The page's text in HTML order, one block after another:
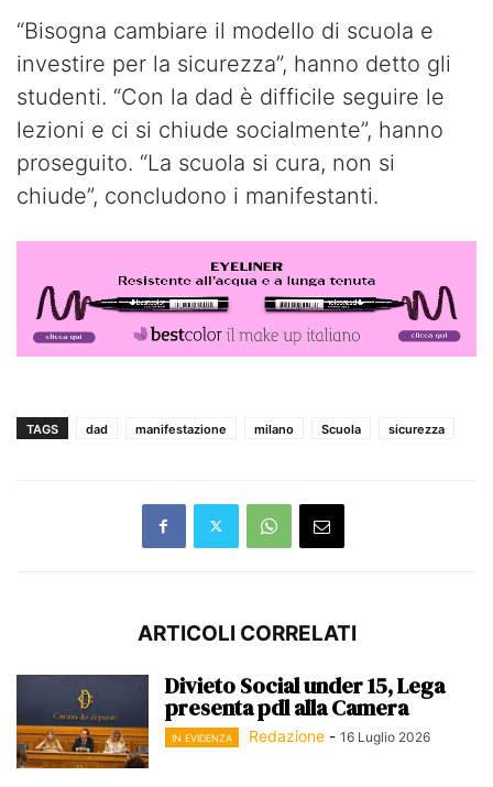
“Bisogna cambiare il modello di scuola e
investire per la sicurezza”, hanno detto gli
studenti. “Con la dad è difficile seguire le
lezioni e ci si chiude socialmente”, hanno
proseguito. “La scuola si cura, non si
chiude”, concludono i manifestanti.
TAGS dad manifestazione milano Scuola sicurezza
ARTICOLI CORRELATI
Divieto Social under 15, Lega
presenta pdl alla Camera
IN EVIDENZA Redazione - 16 Luglio 2026